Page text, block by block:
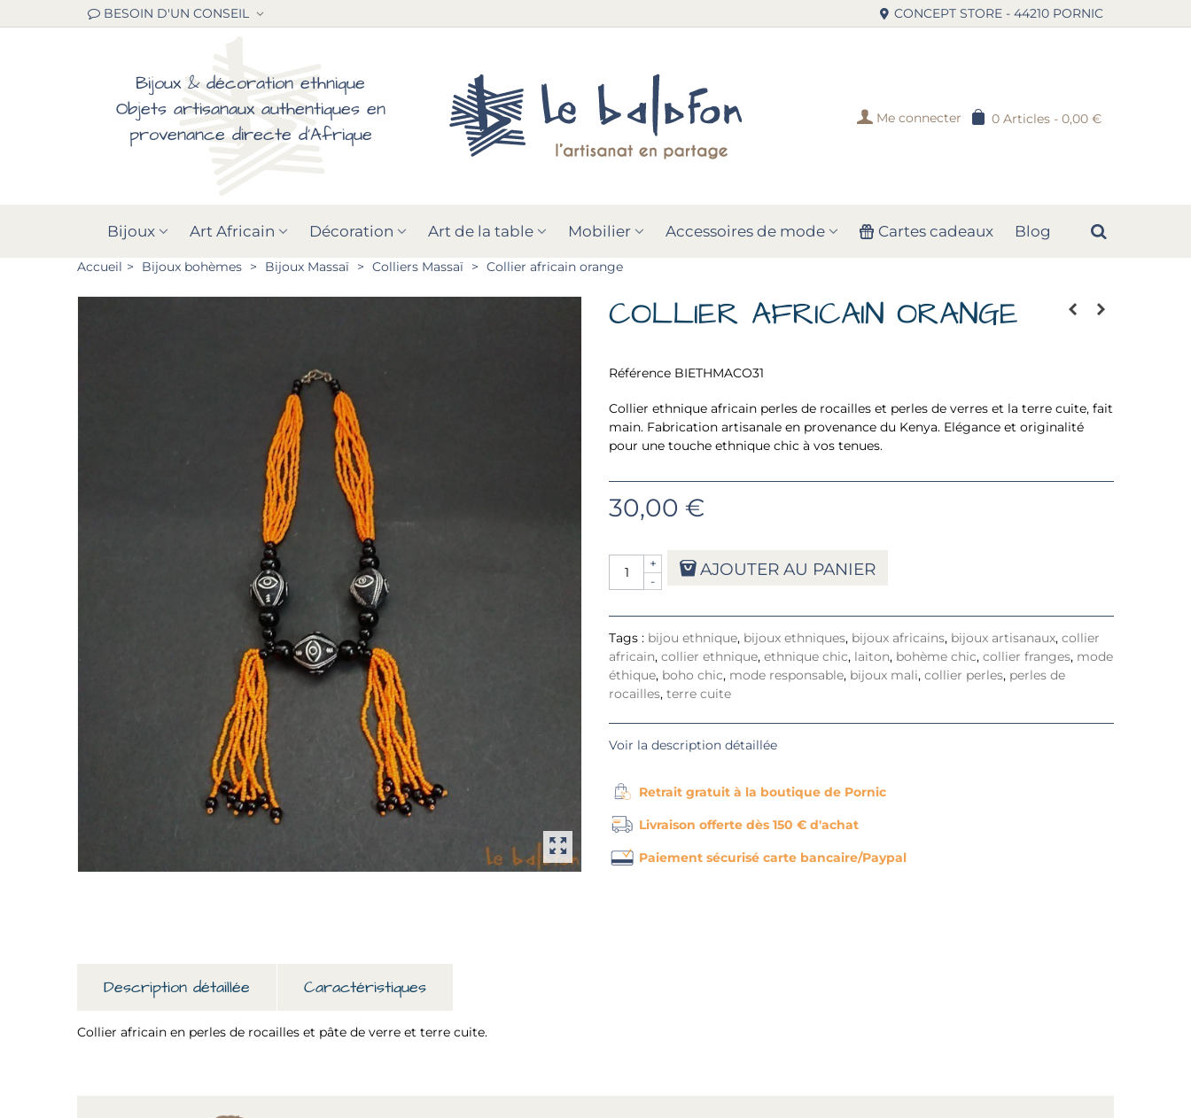
BESOIN D'UN CONSEIL CONCEPT STORE - 44210 PORNIC
Bijoux & décoration ethnique
Objets artisanaux authentiques en
provenance directe d'Afrique
0 Articles - 0,00 €
Me connecter
Bijoux Art Africain Décoration Art de la table Mobilier Accessoires de mode Cartes cadeaux Blog
Accueil > Bijoux bohèmes > Bijoux Massaï > Colliers Massaï > Collier africain orange
COLLIER AFRICAIN ORANGE
Référence BIETHMACO31
Collier ethnique africain perles de rocailles et perles de verres et la terre cuite, fait
main. Fabrication artisanale en provenance du Kenya. Elégance et originalité
pour une touche ethnique chic à vos tenues.
30,00 €
-
+ AJOUTER AU PANIER
Tags : bijou ethnique, bijoux ethniques, bijoux africains, bijoux artisanaux, collier
africain, collier ethnique, ethnique chic, laiton, bohème chic, collier franges, mode
éthique, boho chic, mode responsable, bijoux mali, collier perles, perles de
rocailles, terre cuite
Voir la description détaillée
Retrait gratuit à la boutique de Pornic
Livraison offerte dès 150 € d'achat
Paiement sécurisé carte bancaire/Paypal
Description détaillée Caractéristiques
Collier africain en perles de rocailles et pâte de verre et terre cuite.